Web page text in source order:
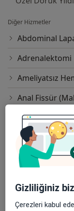
Diğer Hizmetler
Abdominal
Adrenalektomi
Ameliyatsız
Anal Fissür
Anorektal
Apandisit
Apendektomi
Gizliliğiniz
Çerezleri kabul